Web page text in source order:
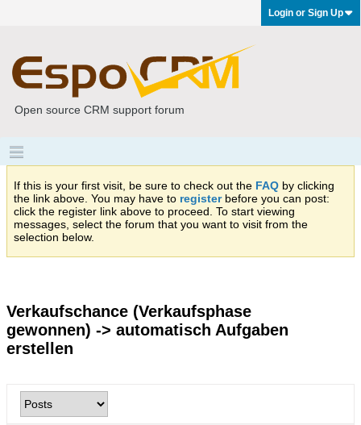
Login or Sign Up
Open source CRM support forum
If this is your first visit, be sure to check out the FAQ by clicking
the link above. You may have to registerbefore you can post:
click the register link above to proceed. To start viewing
messages, select the forum that you want to visit from the
selection below.
Verkaufschance (Verkaufsphase
gewonnen) -> automatisch Aufgaben
erstellen